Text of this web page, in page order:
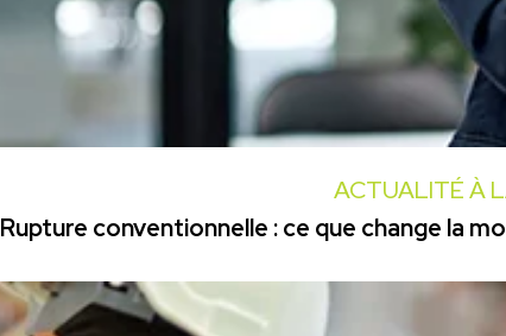
ACTUALITÉ À
Rupture conventionnelle : ce que change la